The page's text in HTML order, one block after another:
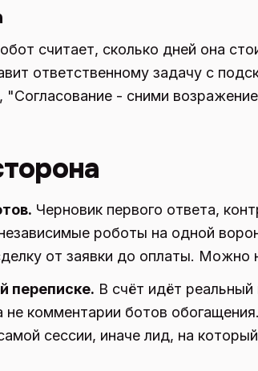
считает, сколько дней она
ответственному задачу с
"Согласование - сними
Черновик первого ответа,
роботы на одной
от заявки до оплаты. Можно
переписке. В счёт идёт
не комментарии ботов
сессии, иначе лид, на